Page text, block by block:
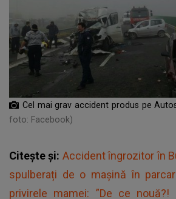
Cel mai grav accident produs pe
foto: Facebook)
Citește și: Accident îngrozitor în
spulberați de o mașină în
privirele mamei: ”De ce